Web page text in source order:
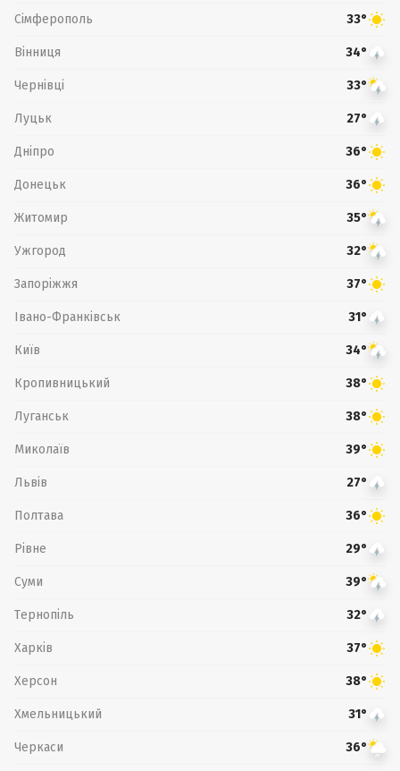
Сімферополь 33°
Вінниця 34°
Чернівці 33°
Луцьк 27°
Дніпро 36°
Донецьк 36°
Житомир 35°
Ужгород 32°
Запоріжжя 37°
Івано-Франківськ 31°
Київ 34°
Кропивницький 38°
Луганськ 38°
Миколаїв 39°
Львів 27°
Полтава 36°
Рівне 29°
Суми 39°
Тернопіль 32°
Харків 37°
Херсон 38°
Хмельницький 31°
Черкаси 36°